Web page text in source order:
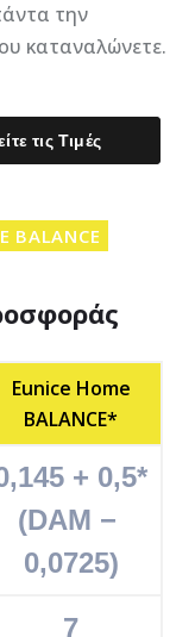
την
καταναλώνετε.
τις Τιμές
BALANCE
Eunice Home
BALANCE*
+ 0,5*
(DAM −
0,0725)
7